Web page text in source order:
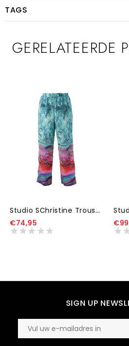
TAGS
GERELATEERDE
Studio SChristine Trousers WITHOUT elastic in legs
€74,95
SIGN UP